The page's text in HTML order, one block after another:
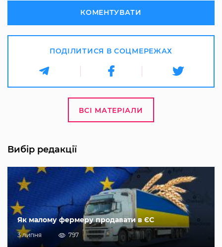
КОМЕНТУВАТИ
ПОДІЛИТИСЯ В СОЦМЕРЕЖАХ
ВСІ МАТЕРІАЛИ
Вибір редакції
Як малому фермеру продавати в ЄС
3 липня 797